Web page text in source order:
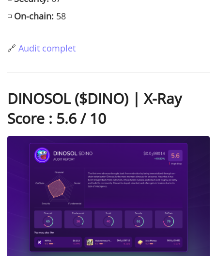
◽ On-chain: 58
🔗 Audit complet
DINOSOL ($DINO) | X-Ray
Score : 5.6 / 10